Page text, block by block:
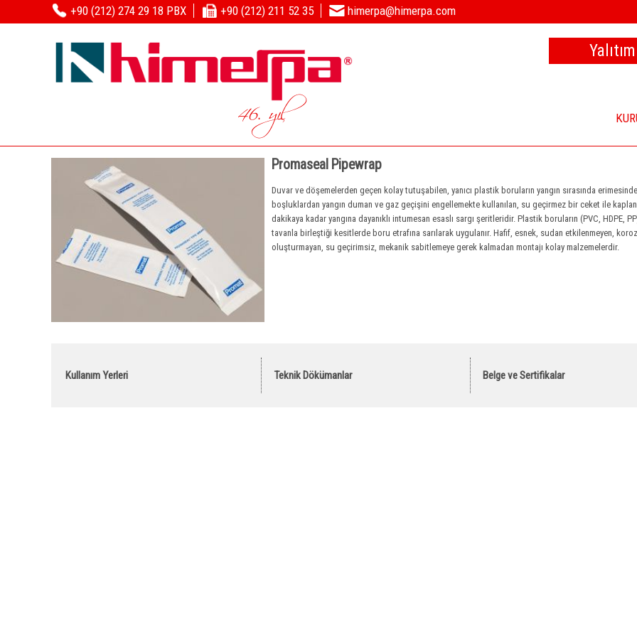
+90 (212) 274 29 18 PBX +90 (212) 211 52 35 himerpa@himerpa.com
46. yıl
Promaseal Pipewrap
Duvar ve döşemelerden geçen kolay tutuşabilen, yanıcı plastik boruların yangın sırasında
boşluklardan yangın duman ve gaz geçişini engellemekte kullanılan, su geçirmez bir ceket ile
dakikaya kadar yangına dayanıklı intumesan esaslı sargı şeritleridir. Plastik boruların (PVC, HDPE,
tavanla birleştiği kesitlerde boru etrafına sarılarak uygulanır. Hafif, esnek, sudan etkilenmeyen,
oluşturmayan, su geçirimsiz, mekanik sabitlemeye gerek kalmadan montajı kolay malzemelerdir.
Kullanım Yerleri Teknik Dökümanlar Belge ve Sertifikalar